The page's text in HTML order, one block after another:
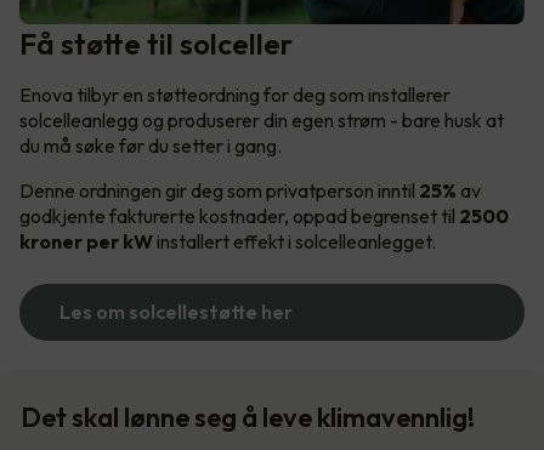
Få støtte til solceller
Enova tilbyr en støtteordning for deg som installerer
solcelleanlegg og produserer din egen strøm - bare husk at
du må søke før du setter i gang.
Denne ordningen gir deg som privatperson inntil 25% av
godkjente fakturerte kostnader, oppad begrenset til 2500
kroner per kW installert effekt i solcelleanlegget.
Les om solcellestøtte her
Det skal lønne seg å leve klimavennlig!